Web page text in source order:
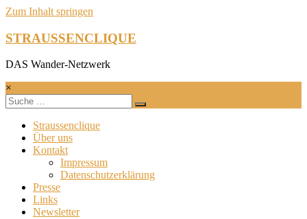
Zum Inhalt springen
STRAUSSENCLIQUE
DAS Wander-Netzwerk
×
Straussenclique
Über uns
Kontakt
Impressum
Datenschutzerklärung
Presse
Links
Newsletter